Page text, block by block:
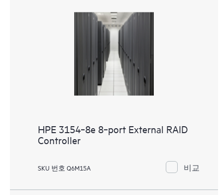
HPE 3154‑8e 8‑port External RAID
Controller
SKU 번호 Q6M15A 비교